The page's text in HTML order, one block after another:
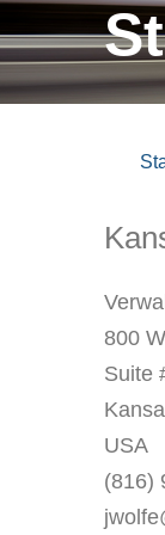
800
Suite
USA
(816)